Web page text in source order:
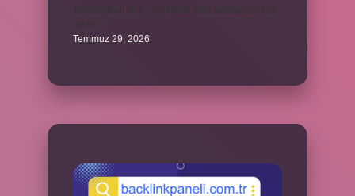
Temmuz 29, 2026